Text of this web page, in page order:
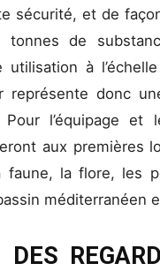
sécurité, et de
tonnes de
utilisation à
représente donc
Pour l’équipage et
aux premières
faune, la flore, les
méditerranéen
DES